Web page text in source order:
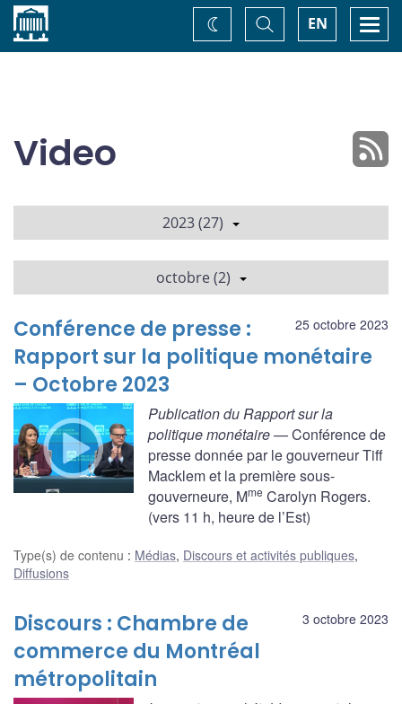
Accueil EN
Basculer
la
recherche
Changez
de
Video
2023 (27)
octobre (2)
25 octobre 2023
Conférence de presse :
Rapport sur la politique monétaire
– Octobre 2023
Publication du Rapport sur la
politique monétaire— Conférence de
presse donnée par le gouverneur Tiff
Macklem et la première sous-
gouverneure, Mme Carolyn Rogers.
(vers 11 h, heure de l’Est)
Type(s) de contenu : Médias, Discours et activités publiques,
Diffusions
3 octobre 2023
Discours : Chambre de
commerce du Montréal
métropolitain